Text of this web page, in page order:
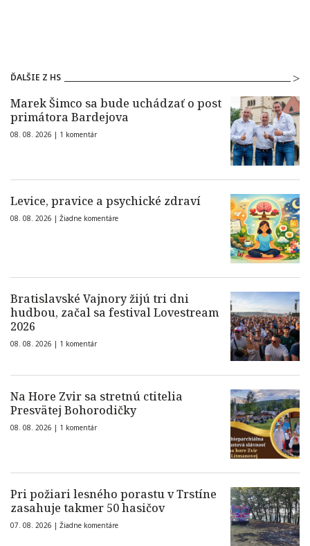
ĎALŠIE Z HS
Marek Šimco sa bude uchádzať o post
primátora Bardejova
08. 08. 2026 | 1 komentár
Levice, pravice a psychické zdraví
08. 08. 2026 | Žiadne komentáre
Bratislavské Vajnory žijú tri dni
hudbou, začal sa festival Lovestream
2026
08. 08. 2026 | 1 komentár
Na Hore Zvir sa stretnú ctitelia
Presvätej Bohorodičky
08. 08. 2026 | 1 komentár
Pri požiari lesného porastu v Trstíne
zasahuje takmer 50 hasičov
07. 08. 2026 | Žiadne komentáre